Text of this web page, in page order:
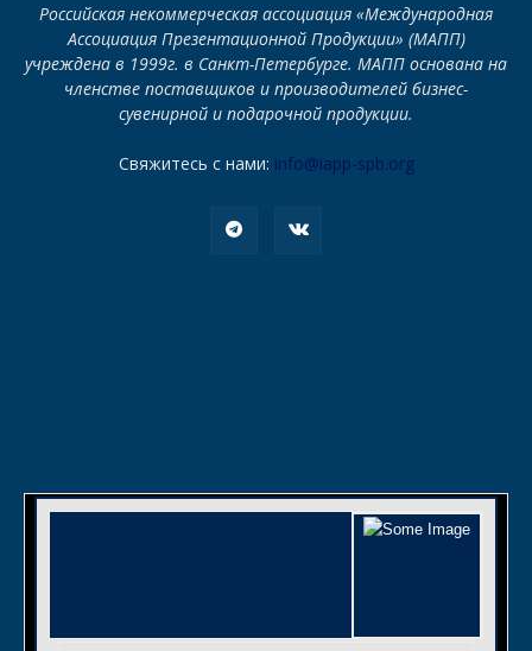
Российская некоммерческая ассоциация «Международная
Ассоциация Презентационной Продукции» (МАПП)
учреждена в 1999г. в Санкт-Петербурге. МАПП основана на
членстве поставщиков и производителей бизнес-
сувенирной и подарочной продукции.
Свяжитесь с нами: info@iapp-spb.org